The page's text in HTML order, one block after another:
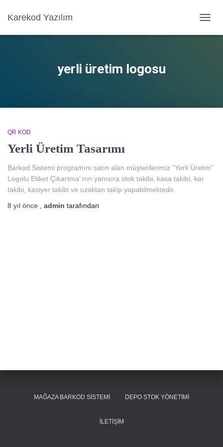
Karekod Yazılım
AÇ/
yerli üretim logosu
QR KOD
Yerli Üretim Tasarımı
Barkod Sistemi programını satın alan müşterilerimiz “Yerli Üretim”
Logolu Etiket Çıkartma’ nın yanısıra stok takibi, kasa takibi, kar
takibi, kasiyer takibi ve uzaktan takip yapabilmektedir.
8 yıl önce admin tarafından
MAĞAZA BARKOD SISTEMI DEPO STOK YÖNETIMI
İLETIŞIM